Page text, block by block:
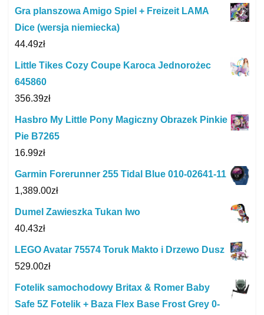
Gra planszowa Amigo Spiel + Freizeit LAMA
Dice (wersja niemiecka)
44.49zł
Little Tikes Cozy Coupe Karoca Jednorożec
645860
356.39zł
Hasbro My Little Pony Magiczny Obrazek Pinkie
Pie B7265
16.99zł
Garmin Forerunner 255 Tidal Blue 010-02641-11
1,389.00zł
Dumel Zawieszka Tukan Iwo
40.43zł
LEGO Avatar 75574 Toruk Makto i Drzewo Dusz
529.00zł
Fotelik samochodowy Britax & Romer Baby
Safe 5Z Fotelik + Baza Flex Base Frost Grey 0-